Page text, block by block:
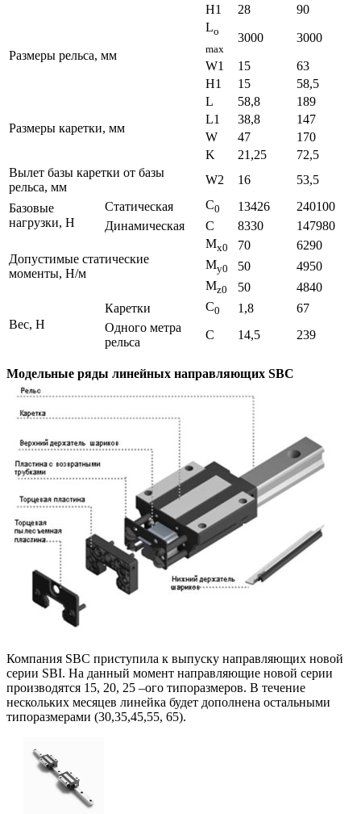
H1
28 90
Размеры рельса, мм
Lo
max
3000 3000
W1 15
63
H1
15 58,5
Размеры каретки, мм
L 58,8
189
L1
38,8
147
W
47
170
K
21,25
72,5
Вылет базы каретки от базы
рельса, мм
W2 16 53,5
Базовые
нагрузки, Н
Статическая C0 13426
240100
Динамическая
C 8330 147980
Допустимые статические
моменты, Н/м
Mx0 70
6290
My0 50
4950
Mz0 50 4840
Вес, Н
Каретки C0 1,8
67
Одного метра
рельса
C 14,5 239
Модельные ряды линейных направляющих SBC
Компания SBC приступила к выпуску направляющих новой
серии SBI. На данный момент направляющие новой серии
производятся 15, 20, 25 –ого типоразмеров. В течение
нескольких месяцев линейка будет дополнена остальными
типоразмерами (30,35,45,55, 65).